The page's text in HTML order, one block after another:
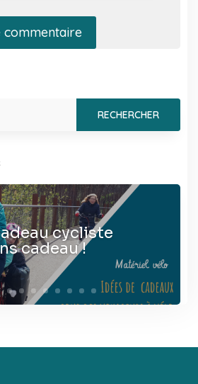
commentaire
cycliste
cadeau !